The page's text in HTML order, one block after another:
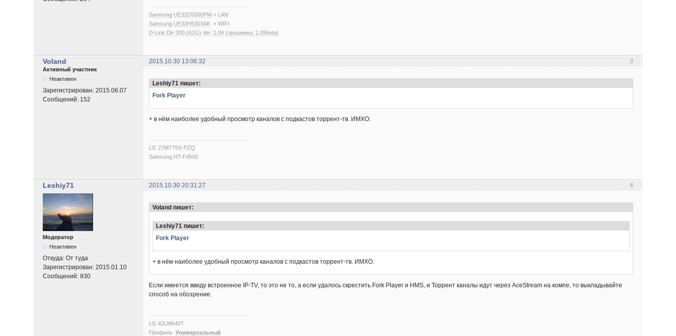
Samsung UE32D5000PW + LAN
Samsung UE32H5303AK + WIFI
D-Link Dir-300 (A1G) Ver.:1.04 (прошивка: 1.05beta)
3
Voland 2015.10.30 13:06:32
Активный участник
Неактивен
Зарегистрирован:2015.06.07
Сообщений: 152
Leshiy71 пишет:
Fork Player
+ в нём наиболее удобный просмотр каналов с подкастов торрент-тв. ИМХО.
LG 27MT75S-PZQ
Samsung HT-F4500
4
Leshiy71 2015.10.30 20:31:27
Модератор
Неактивен
Откуда:От туда
Зарегистрирован:2015.01.10
Сообщений:930
Voland пишет:
Leshiy71 пишет:
Fork Player
+ в нём наиболее удобный просмотр каналов с подкастов торрент-тв. ИМХО.
Если имеется ввиду встроенное IP-TV, то это не то, а если удалось скрестить Fork Player и HMS, и Торрент каналы идут через AceStream на компе, то выкладывайте
способ на обозрение.
LG 42LM640T
ПрофильУниверсальный